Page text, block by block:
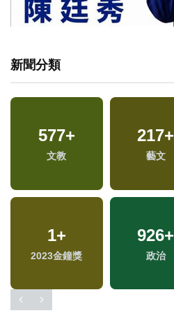
新聞分類
577+
文教
217+
藝文
1+
2023金鐘獎
926+
政治